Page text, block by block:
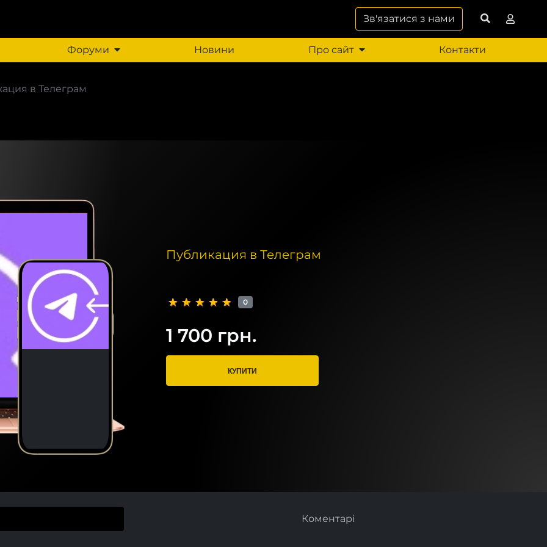
Зв'язатися з нами
Форуми Новини Про сайт Контакти
в Телеграм
Публикация в Телеграм
0
1 700 грн.
КУПИТИ
Коментарі